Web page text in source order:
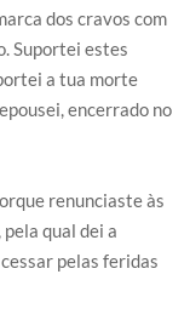
dos cravos com
Suportei estes
a tua morte
encerrado no
renunciaste às
qual dei a
pelas feridas